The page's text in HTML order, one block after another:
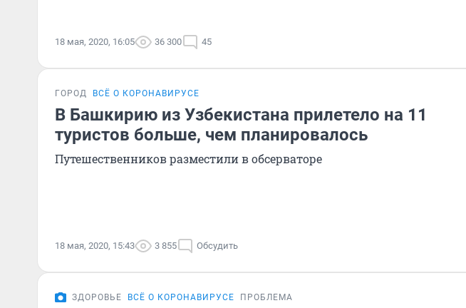
18 мая, 2020, 16:05 36 300 45
ГОРОД ВСЁ О КОРОНАВИРУСЕ
В Башкирию из Узбекистана прилетело на 11
туристов больше, чем планировалось
Путешественников разместили в обсерваторе
18 мая, 2020, 15:43 3 855 Обсудить
ЗДОРОВЬЕ ВСЁ О КОРОНАВИРУСЕ ПРОБЛЕМА